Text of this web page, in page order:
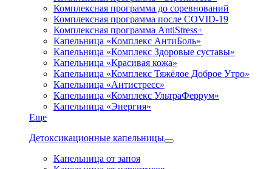
Комплексная программа до соревнований
Комплексная программа после COVID-19
Комплексная программа AntiStress+
Капельница «Комплекс АнтиБоль»
Капельница «Комплекс Здоровые суставы»
Капельница «Красивая кожа»
Капельница «Комплекс Тяжёлое Доброе Утро»
Капельница «Антистресс»
Капельница «Комплекс УльтраФеррум»
Капельница «Энергия»
Еще
Детоксикационные капельницы
Капельница от запоя